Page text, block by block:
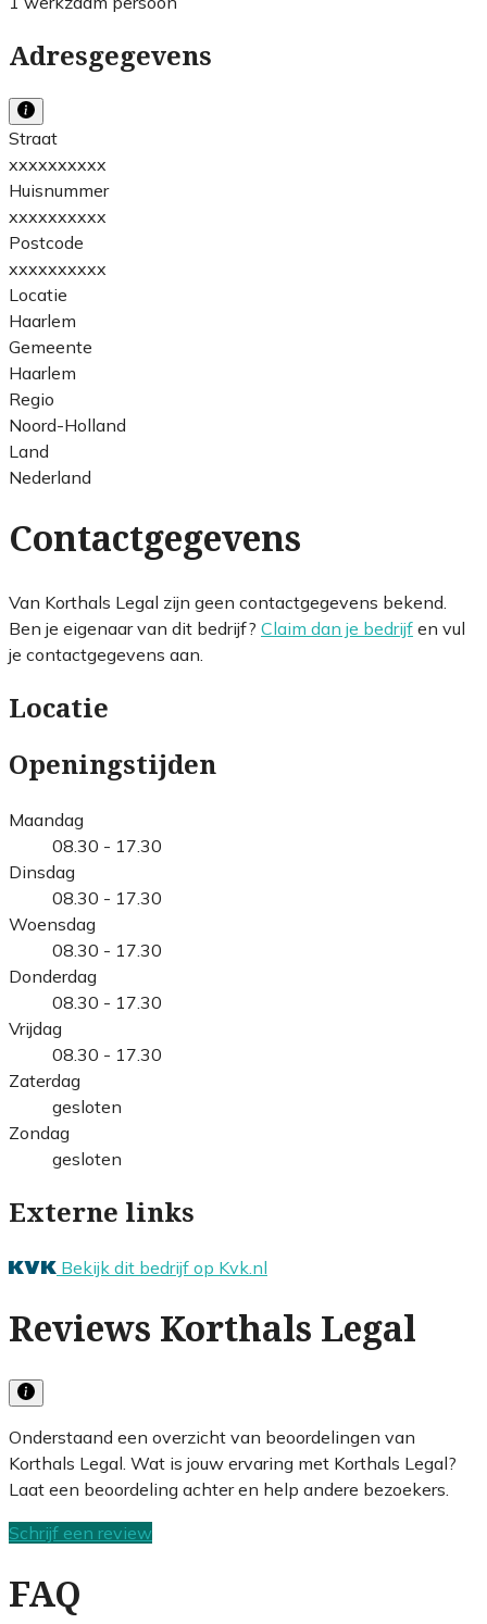
Adresgegevens
Straat
xxxxxxxxxx
Huisnummer
xxxxxxxxxx
Postcode
xxxxxxxxxx
Locatie
Haarlem
Gemeente
Haarlem
Regio
Noord-Holland
Land
Nederland
Contactgegevens
Van Korthals Legal zijn geen contactgegevens bekend.
Ben je eigenaar van dit bedrijf? Claim dan je bedrijf en vul
je contactgegevens aan.
Locatie
Openingstijden
Maandag
08.30 - 17.30
Dinsdag
08.30 - 17.30
Woensdag
08.30 - 17.30
Donderdag
08.30 - 17.30
Vrijdag
08.30 - 17.30
Zaterdag
gesloten
Zondag
gesloten
Externe links
Bekijk dit bedrijf op Kvk.nl
Reviews Korthals Legal
Onderstaand een overzicht van beoordelingen van
Korthals Legal. Wat is jouw ervaring met Korthals Legal?
Laat een beoordeling achter en help andere bezoekers.
Schrijf een review
FAQ